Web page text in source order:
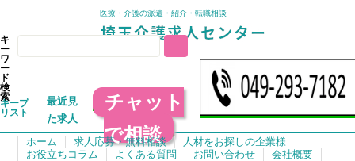
医療・介護の派遣・紹介・転職相談
キ
ー
ワ
ー
ド
検
索
キープ
リスト
最近見
た求人
チャット
で相談
ホーム 求人応募・無料相談
人材をお探しの企業様
お役立ちコラム
よくある質問 お問い合わせ 会社概要